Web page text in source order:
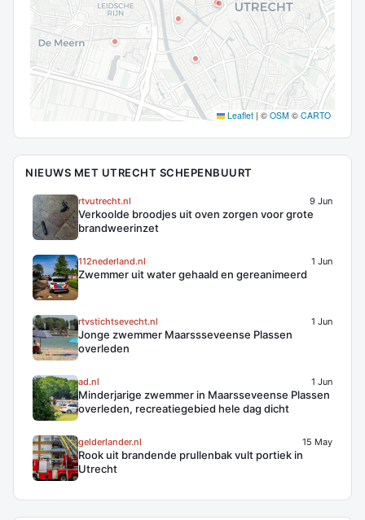
Leaflet | © OSM © CARTO
NIEUWS MET UTRECHT SCHEPENBUURT
rtvutrecht.nl 9 Jun
Verkoolde broodjes uit oven zorgen voor grote
brandweerinzet
112nederland.nl 1 Jun
Zwemmer uit water gehaald en gereanimeerd
rtvstichtsevecht.nl 1 Jun
Jonge zwemmer Maarssseveense Plassen
overleden
ad.nl 1 Jun
Minderjarige zwemmer in Maarsseveense Plassen
overleden, recreatiegebied hele dag dicht
gelderlander.nl 15 May
Rook uit brandende prullenbak vult portiek in
Utrecht